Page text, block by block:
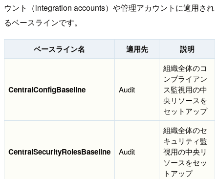
ウント（integration accounts）や管理アカウントに適用され
るベースラインです。
ベースライン名 適用先 説明
CentralConfigBaseline Audit
組織全体のコ
ンプライアン
ス監視用の中
央リソースを
セットアップ
CentralSecurityRolesBaseline Audit
組織全体のセ
キュリティ監
視用の中央リ
ソースをセッ
トアップ